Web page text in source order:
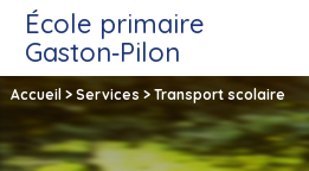
École primaire
Gaston‑Pilon
Accueil> Services > Transport scolaire